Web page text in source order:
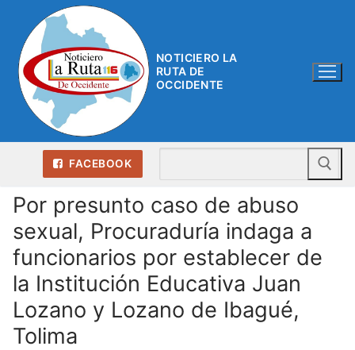
contenido
NOTICIERO LA
RUTA DE
OCCIDENTE
FACEBOOK
Por presunto caso de abuso
sexual, Procuraduría indaga a
funcionarios por establecer de
la Institución Educativa Juan
Lozano y Lozano de Ibagué,
Tolima